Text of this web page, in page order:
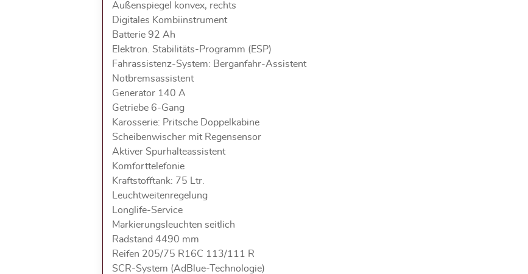
Außenspiegel konvex, rechts
Digitales Kombiinstrument
Batterie 92 Ah
Elektron. Stabilitäts-Programm (ESP)
Fahrassistenz-System: Berganfahr-Assistent
Notbremsassistent
Generator 140 A
Getriebe 6-Gang
Karosserie: Pritsche Doppelkabine
Scheibenwischer mit Regensensor
Aktiver Spurhalteassistent
Komforttelefonie
Kraftstofftank: 75 Ltr.
Leuchtweitenregelung
Longlife-Service
Markierungsleuchten seitlich
Radstand 4490 mm
Reifen 205/75 R16C 113/111 R
SCR-System (AdBlue-Technologie)